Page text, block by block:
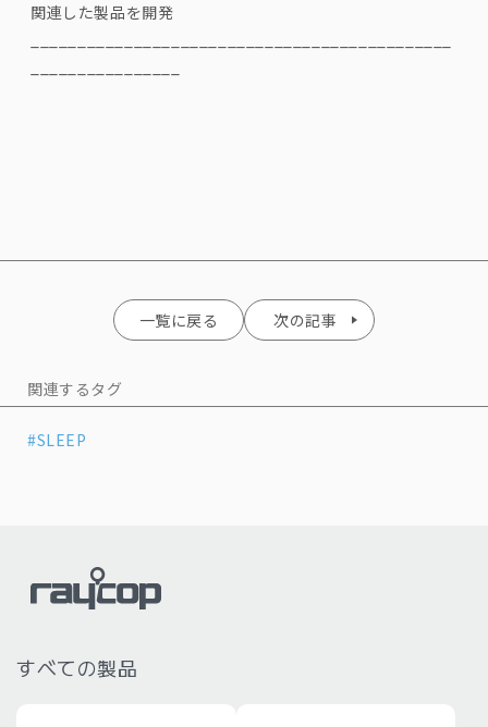
関連した製品を開発
一覧に戻る 次の記事
関連するタグ
#SLEEP
すべての製品